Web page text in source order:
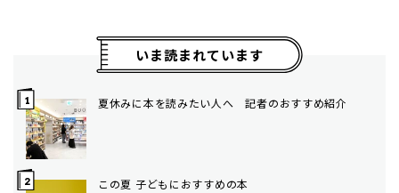
いま読まれています
夏休みに本を読みたい人へ 記者のおすすめ紹介
この夏 子どもにおすすめの本